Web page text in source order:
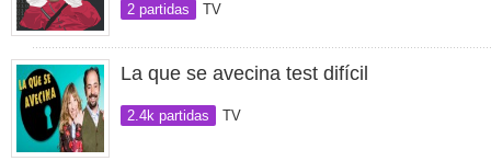
2 partidas TV
La que se avecina test difícil
2.4k partidas TV